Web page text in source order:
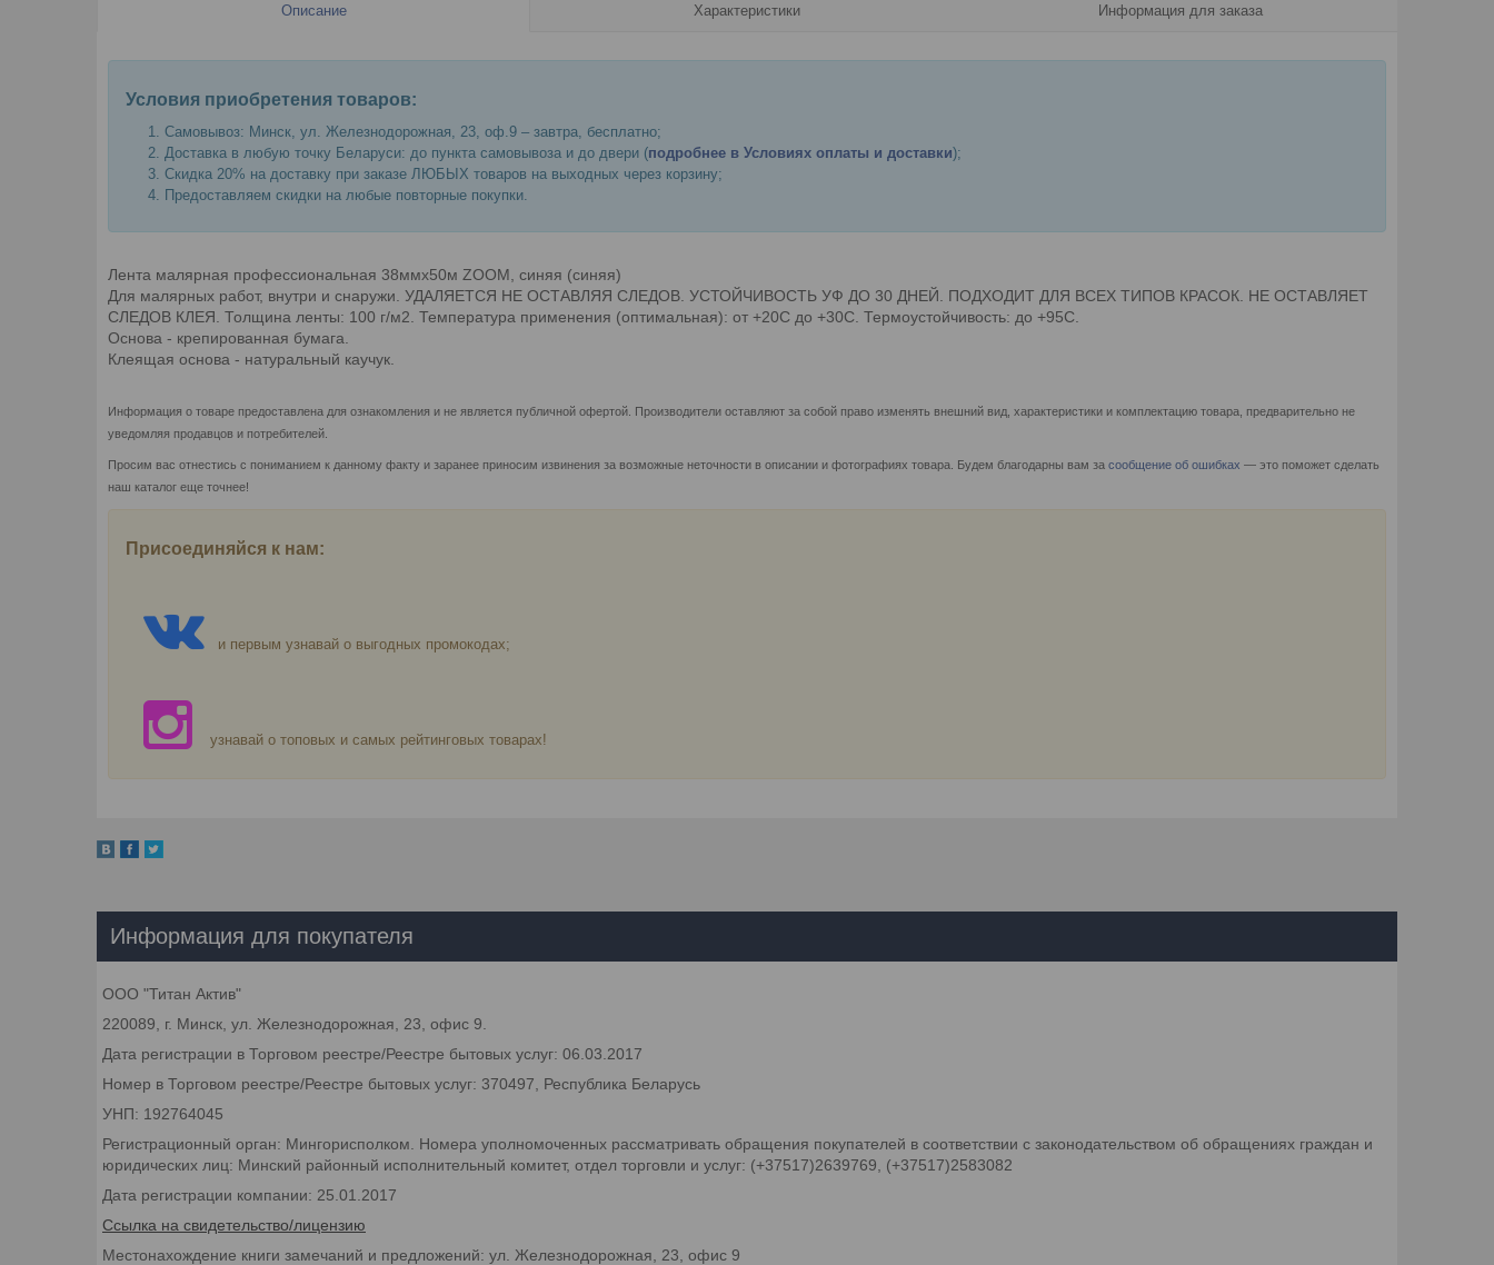
Описание Характеристики Информация для заказа
Условия приобретения товаров:
Самовывоз: Минск, ул. Железнодорожная, 23, оф.9 – завтра, бесплатно;
Доставка в любую точку Беларуси: до пункта самовывоза и до двери (подробнее в Условиях оплаты и доставки);
Скидка 20% на доставку при заказе ЛЮБЫХ товаров на выходных через корзину;
Предоставляем скидки на любые повторные покупки.
Лента малярная профессиональная 38ммх50м ZOOM, синяя (синяя)
Для малярных работ, внутри и снаружи. УДАЛЯЕТСЯ НЕ ОСТАВЛЯЯ СЛЕДОВ. УСТОЙЧИВОСТЬ УФ ДО 30 ДНЕЙ. ПОДХОДИТ ДЛЯ ВСЕХ ТИПОВ КРАСОК. НЕ ОСТАВЛЯЕТ
СЛЕДОВ КЛЕЯ. Толщина ленты: 100 г/м2. Температура применения (оптимальная): от +20С до +30С. Термоустойчивость: до +95С.
Основа - крепированная бумага.
Клеящая основа - натуральный каучук.
Информация о товаре предоставлена для ознакомления и не является публичной офертой. Производители оставляют за собой право изменять внешний вид, характеристики и комплектацию товара, предварительно не
уведомляя продавцов и потребителей.
Просим вас отнестись с пониманием к данному факту и заранее приносим извинения за возможные неточности в описании и фотографиях товара. Будем благодарны вам за сообщение об ошибках — это поможет сделать
наш каталог еще точнее!
Присоединяйся к нам:
и первым узнавай о выгодных промокодах;
узнавай о топовых и самых рейтинговых товарах!
Информация для покупателя
ООО "Титан Актив"
220089, г. Минск, ул. Железнодорожная, 23, офис 9.
Дата регистрации в Торговом реестре/Реестре бытовых услуг: 06.03.2017
Номер в Торговом реестре/Реестре бытовых услуг: 370497, Республика Беларусь
УНП: 192764045
Регистрационный орган: Мингорисполком. Номера уполномоченных рассматривать обращения покупателей в соответствии с законодательством об обращениях граждан и
юридических лиц: Минский районный исполнительный комитет, отдел торговли и услуг: (+37517)2639769, (+37517)2583082
Дата регистрации компании: 25.01.2017
Ссылка на свидетельство/лицензию
Местонахождение книги замечаний и предложений: ул. Железнодорожная, 23, офис 9